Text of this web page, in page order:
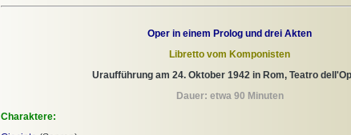
Oper in einem Prolog und drei Akten
Libretto vom Komponisten
Uraufführung am 24. Oktober 1942 in Rom, Teatro
Dauer: etwa 90 Minuten
Charaktere: